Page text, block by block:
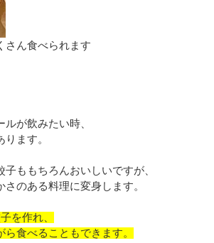
ん食べられます
が飲みたい時、
ます。
ももちろんおいしいですが、
のある料理に変身します。
を作れ、
食べることもできます。